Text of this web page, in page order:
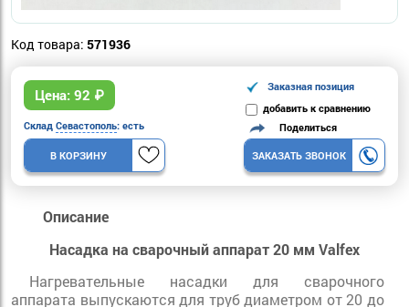
Код товара: 571936
Цена: 92 ₽
Заказная позиция
добавить к сравнению
Склад Севастополь: есть
В КОРЗИНУ
Поделиться
ЗАКАЗАТЬ ЗВОНОК
Описание
Насадка на сварочный аппарат 20 мм Valfex
Нагревательные насадки для сварочного
аппарата выпускаются для труб диаметром от 20 до